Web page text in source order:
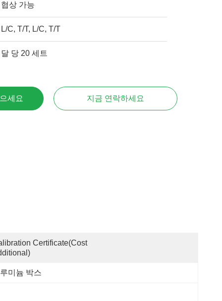
협상 가능
L/C, T/T, L/C, T/T
달 당 20 세트
세요 지금 연락하세요
Certificate(cost
미늄 박스